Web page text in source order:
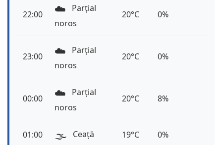
22:00 ☁️
Parțial
noros
20°C 0%
23:00 ☁️
Parțial
noros
20°C 0%
00:00 ☁️
Parțial
noros
20°C 8%
01:00 🌫️ Ceață 19°C 0%